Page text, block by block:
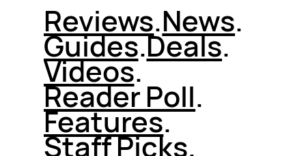
Reviews.News.
Guides.Deals.
Videos.
Reader Poll.
Features.
Staff Picks.